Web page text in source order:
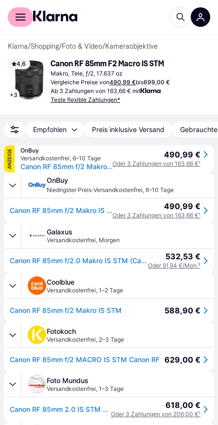
Für Shopper
Klarna/Shopping/Foto & Video/Kameraobjektive
4,6
+3
Canon RF 85mm F2 Macro IS STM
Makro, Tele, ƒ/2, 17.637 oz
Vergleiche Preise von490,99 €bis699,00 €
Ab 3 Zahlungen von 163,66 € mit
Teste flexible Zahlungen*
Empfohlen Preis inklusive Versand
ANZEIGE
OnBuy
Versandkostenfrei, 6–10 Tage
Canon RF 85mm f/2 Makro IS STM Objektiv
490,99 €
Oder 3 Zahlungen von 163,66 €¹
OnBuy
Niedrigster Preis·Versandkostenfrei, 6–10 Tage
Canon RF 85mm f/2 Makro IS STM Objektiv 490,99 €
Oder 3 Zahlungen von 163,66 €¹
Galaxus
Versandkostenfrei, Morgen
Canon RF 85mm f/2.0 Makro IS STM (Canon RF, Vollformat), Objektiv, Schwarz 532,53 €
Oder 91,94 €/Mon.²
Coolblue
Versandkostenfrei, 1–2 Tage
Canon RF 85mm f/2 Makro IS STM 588,90 €
Fotokoch
Versandkostenfrei, 2–3 Tage
Canon RF 85mm f/2 MACRO IS STM Canon RF 629,00 €
Foto Mundus
Versandkostenfrei, 1–3 Tage
Canon RF 85mm 2.0 IS STM Makro 618,00 €
Oder 3 Zahlungen von 206,00 €¹